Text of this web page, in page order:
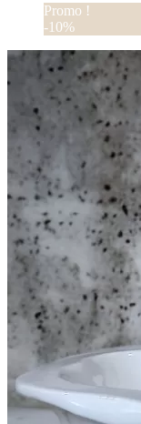
Promo !
-10%